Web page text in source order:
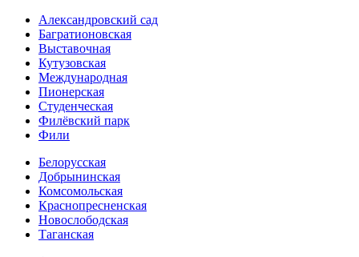
Александ­ровский сад
Багратионовская
Выставочная
Кутузовская
Международная
Пионерская
Студенческая
Филёвский парк
Фили
Белорусская
Добрынинская
Комсо­мольская
Краснопресненская
Новослободская
Таганская